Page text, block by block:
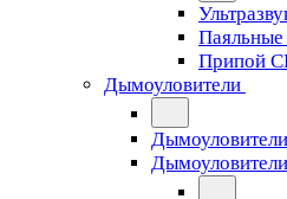
Паяльные
Припой
Дымоуловители
Дымоуловители